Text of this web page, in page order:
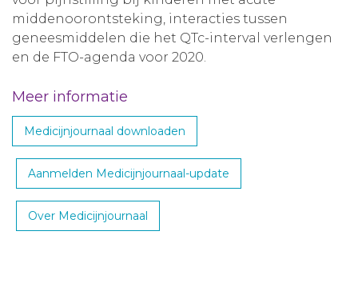
middenoorontsteking, interacties tussen
geneesmiddelen die het QTc-interval verlengen
en de FTO-agenda voor 2020.
Meer informatie
Medicijnjournaal downloaden
Aanmelden Medicijnjournaal-update
Over Medicijnjournaal